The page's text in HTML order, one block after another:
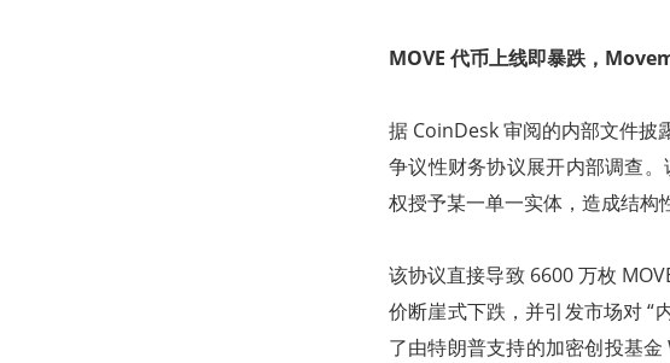
MOVE 代币上线即暴跌，
据 CoinDesk 审阅的内部文件披
争议性财务协议展开内部调查
权授予某一单一实体，造成结构
该协议直接导致 6600 万枚
价断崖式下跌，并引发市场对 “
了由特朗普支持的加密创投基